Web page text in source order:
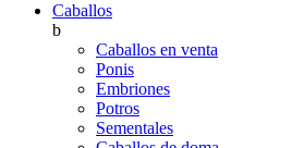
Caballos
b
Caballos en venta
Ponis
Embriones
Potros
Sementales